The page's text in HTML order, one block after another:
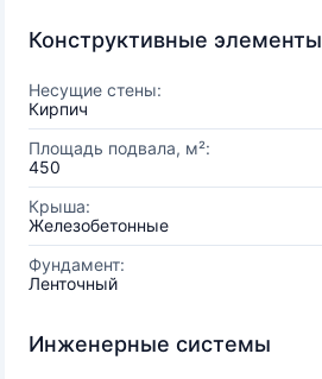
Конструктивные элементы
Несущие стены:
Кирпич
Площадь подвала, м²:
450
Крыша:
Железобетонные
Фундамент:
Ленточный
Инженерные системы